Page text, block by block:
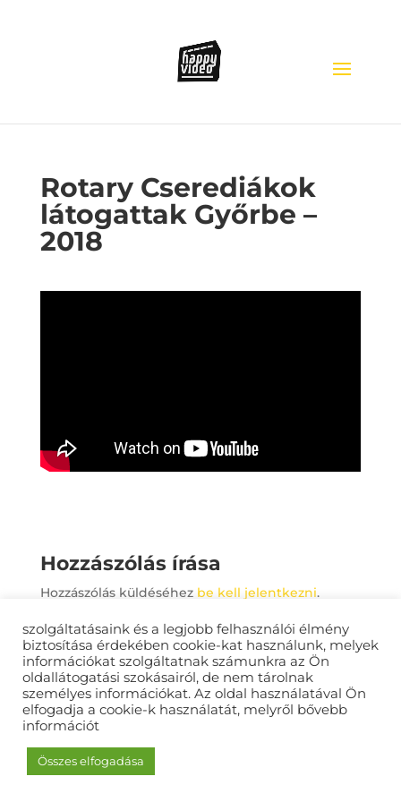
Rotary Cserediákok
látogattak Győrbe –
2018
Hozzászólás írása
Hozzászólás küldéséhez be kell jelentkezni.
Happyvideo.hu © Copyright 2021
szolgáltatásaink és a legjobb felhasználói élmény
biztosítása érdekében cookie-kat használunk, melyek
információkat szolgáltatnak számunkra az Ön
oldallátogatási szokásairól, de nem tárolnak
személyes információkat. Az oldal használatával Ön
elfogadja a cookie-k használatát, melyről bővebb
információt
Összes elfogadása